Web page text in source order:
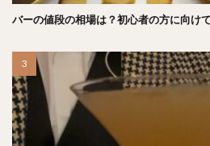
バーの値段の相場は？初心者の方に向け